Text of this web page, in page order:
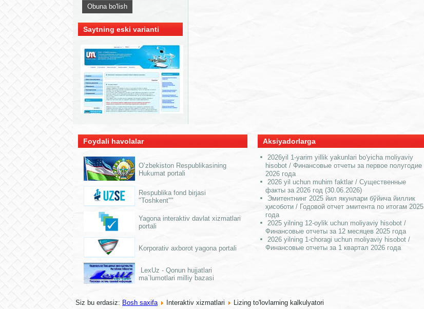
Saytning eski varianti
Foydali havolalar
O’zbekiston Respublikasining
Hukumat portali
Respublika fond birjasi
"Toshkent""
Yagona interaktiv davlat xizmatlari
portali
Korporativ axborot yagona portali
LexUz - Qonun hujjatlari
ma`lumotlari milliy bazasi
Aksiyadorlarga
2026yil 1-yarim yillik yakunlari bo'yicha moliyaviy
hisobot / Финансовые отчеты за первое полугодие
2026 года
2026 yil uchun muhim faktlar / Существенные
факты за 2026 год (30.06.2026)
Эмитентнинг 2025 йил якунлари бўйича йиллик
ҳисоботи / Годовой отчет эмитента по итогам 2025
года
2025 yilning 12-oylik uchun moliyaviy hisobot /
Финансовые отчеты за 12 месяцев 2025 года
2026 yilning 1-choragi uchun moliyaviy hisobot /
Финансовые отчеты за 1 квартал 2026 года
Siz bu erdasiz: Bosh saxifa Interaktiv xizmatlari Lizing to'lovlarning kalkulyatori